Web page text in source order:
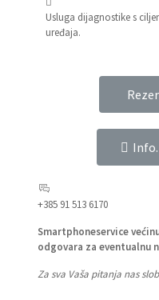
Usluga dijagnostike s
uređaja.
+385 91 513 6170
Smartphoneservice
odgovara za eventualnu
Za sva Vaša pitanja nas